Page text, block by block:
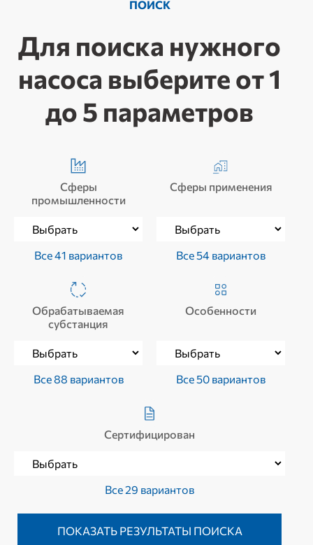
ПОИСК
Для поиска нужного
насоса выберите от 1
до 5 параметров
Сферы
промышленности
Все 41 вариантов
Сферы применения
Все 54 вариантов
Обрабатываемая
субстанция
Все 88 вариантов
Особенности
Все 50 вариантов
Сертифицирован
Все 29 вариантов